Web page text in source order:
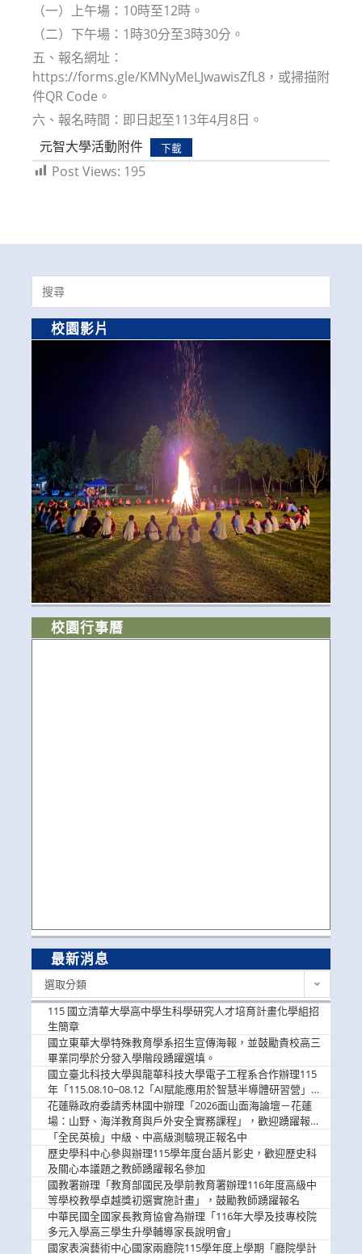
（一）上午場：10時至12時。
（二）下午場：1時30分至3時30分。
五、報名網址：
https://forms.gle/KMNyMeLJwawisZfL8，或掃描附
件QR Code。
六、報名時間：即日起至113年4月8日。
元智大學活動附件
下載
Post Views: 195
Search
for:
校園影片
校園行事曆
最新消息
選取分類
115 國立清華大學高中學生科學研究人才培育計畫化學組招
生簡章
國立東華大學特殊教育學系招生宣傳海報，並鼓勵貴校高三
畢業同學於分發入學階段踴躍選填。
國立臺北科技大學與龍華科技大學電子工程系合作辦理115
年「115.08.10~08.12「AI賦能應用於智慧半導體研習營」，
歡迎學生踴躍報名參加
花蓮縣政府委請秀林國中辦理「2026面山面海論壇－花蓮
場：山野、海洋教育與戶外安全實務課程」，歡迎踴躍報名
參加
「全民英檢」中級、中高級測驗現正報名中
歷史學科中心參與辦理115學年度台語片影史，歡迎歷史科
及關心本議題之教師踴躍報名參加
國教署辦理「教育部國民及學前教育署辦理116年度高級中
等學校教學卓越獎初選實施計畫」，鼓勵教師踴躍報名
中華民國全國家長教育協會為辦理「116年大學及技專校院
多元入學高三學生升學輔導家長說明會」
國家表演藝術中心國家兩廳院115學年度上學期「廳院學計